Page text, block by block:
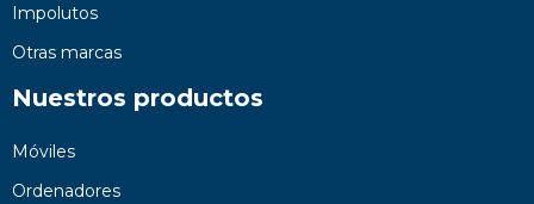
Impolutos
Otras marcas
Nuestros productos
Móviles
Ordenadores